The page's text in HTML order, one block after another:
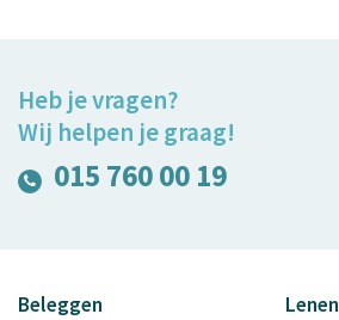
Heb je vragen?
Wij helpen je graag!
015 760 00 19
Beleggen Lenen